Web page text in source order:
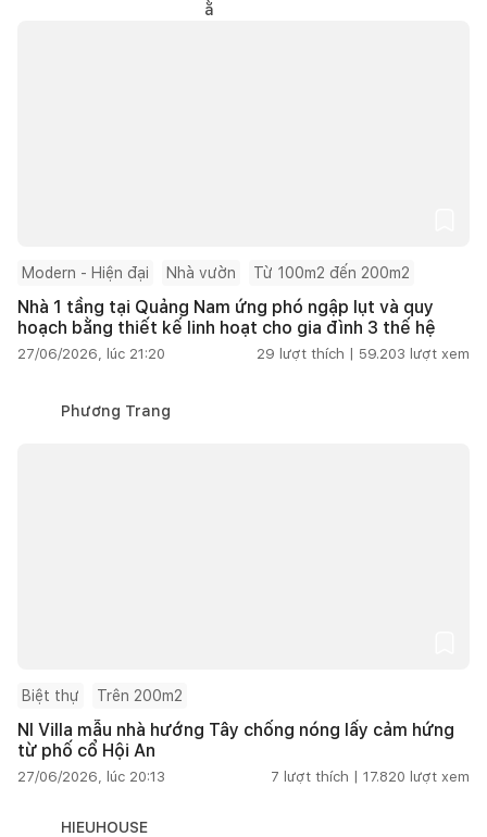
Modern - Hiện đại Nhà vườn Từ 100m2 đến 200m2
Nhà 1 tầng tại Quảng Nam ứng phó ngập lụt và quy
hoạch bằng thiết kế linh hoạt cho gia đình 3 thế hệ
27/06/2026, lúc 21:20 29 lượt thích | 59.203 lượt xem
Phương Trang
Biệt thự Trên 200m2
NI Villa mẫu nhà hướng Tây chống nóng lấy cảm hứng
từ phố cổ Hội An
27/06/2026, lúc 20:13 7 lượt thích | 17.820 lượt xem
HIEUHOUSE